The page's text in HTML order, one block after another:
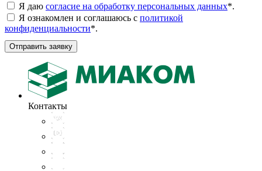
Я даю согласие на обработку персональных данных*.
Я ознакомлен и соглашаюсь с политикой
конфиденциальности*.
Отправить заявку
Контакты